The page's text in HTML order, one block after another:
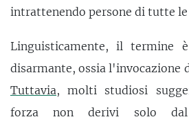
intrattenendo persone di tutte le
Linguisticamente, il termine
disarmante, ossia l'invocazione
Tuttavia, molti studiosi
forza non derivi solo dal